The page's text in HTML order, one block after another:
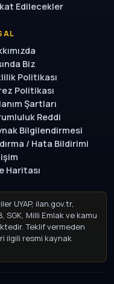
Edilecekler
Biz
Politikası
Politikası
Şartları
Reddi
Bilgilendirmesi
/ Hata Bildirimi
Haritası
UYAP, ilan.gov.tr,
SGK, Milli Emlak ve kamu
Teklif vermeden
ilgili resmi kaynak